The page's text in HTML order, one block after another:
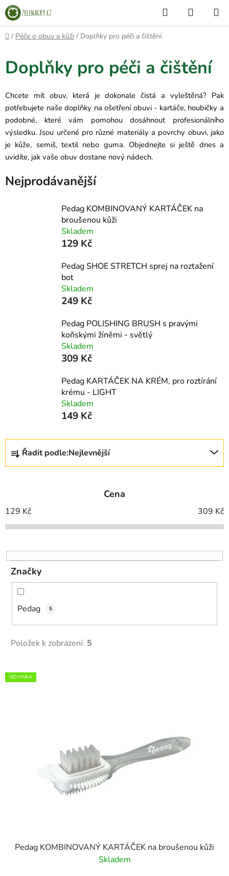
Přejít
na
obsah
Hledat
KOŠÍK
Domů
/ Péče o obuv a kůži / Doplňky pro péči a čištění
Doplňky pro péči a čištění
Chcete mít obuv, která je dokonale čistá a vyleštěná? Pak
potřebujete naše doplňky na ošetření obuvi - kartáče, houbičky a
podobné, které vám pomohou dosáhnout profesionálního
výsledku. Jsou určené pro různé materiály a povrchy obuvi, jako
je kůže, semiš, textil nebo guma. Objednejte si ještě dnes a
uvidíte, jak vaše obuv dostane nový nádech.
Nejprodávanější
Pedag KOMBINOVANÝ KARTÁČEK na
broušenou kůži
Skladem
129 Kč
Pedag SHOE STRETCH sprej na roztažení
bot
Skladem
249 Kč
Pedag POLISHING BRUSH s pravými
koňskými žíněmi - světlý
Skladem
309 Kč
Pedag KARTÁČEK NA KRÉM, pro roztírání
krému - LIGHT
Skladem
149 Kč
Ř
z
í
p
o
d
u
Řadit podle:Nejlevnější
Cena
129 Kč 309 Kč
Značky
Pedag 5
Položek k zobrazení: 5
V
ý
NOVINKA
Pedag KOMBINOVANÝ KARTÁČEK na broušenou kůži
Skladem